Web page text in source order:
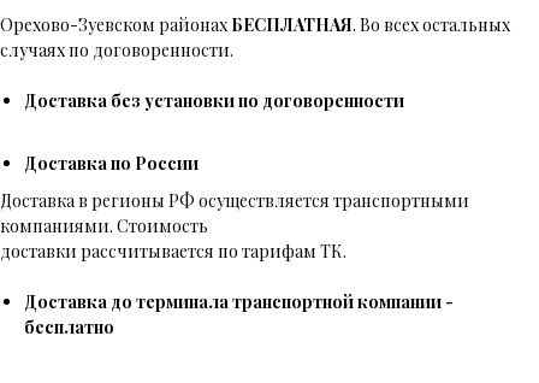
Орехово-Зуевском районах БЕСПЛАТНАЯ. Во всех остальных
случаях по договоренности.
Доставка без установки по договоренности
Доставка по России
Доставка в регионы РФ осуществляется транспортными
компаниями. Стоимость
доставки рассчитывается по тарифам ТК.
Доставка до терминала транспортной компании -
бесплатно